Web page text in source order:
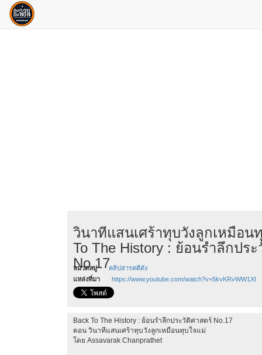
วินาทีแสนเศร้าทุบวังลูกเหมือน
To The History : ย้อนรำลึกปร
No.17
หมวดหมู่
คลิปสารคดีดัง
แหล่งที่มา
https://www.youtube.com/watch?v=5kvKRvWW1XI
Back To The History : ย้อนรำลึกประวัติศาสตร์ No.17
ตอน วินาทีแสนเศร้าทุบวังลูกเหมือนทุบใจแม่
โดย Assavarak Chanprathet